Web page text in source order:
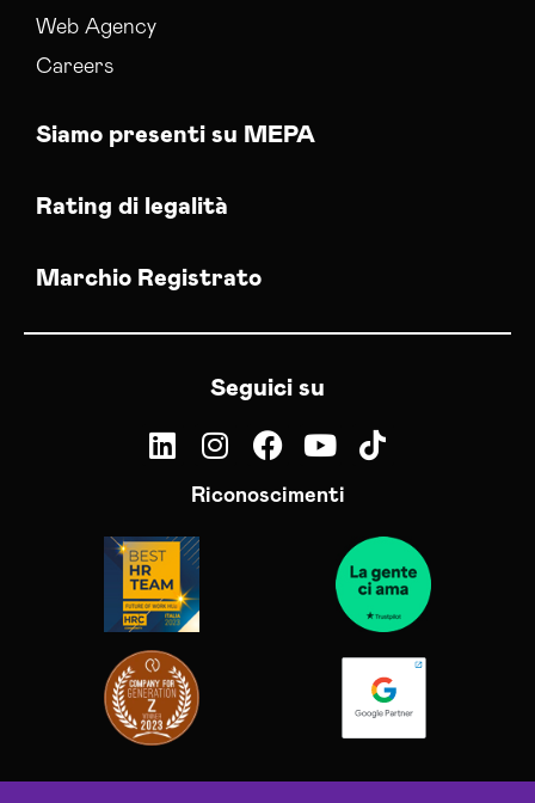
Web Agency
Careers
Siamo presenti su MEPA
Rating di legalità
Marchio Registrato
Seguici su
Riconoscimenti